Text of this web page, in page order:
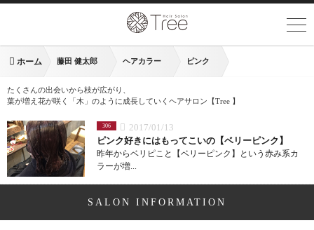
ホーム 藤田 健太郎 ヘアカラー ピンク
たくさんの出会いから枝が広がり、
葉が増え花が咲く「木」のように成長していくヘアサロン【Tree 】
306
2017/01/13
ピンク好きにはもってこいの【ベリーピンク】
昨年からベリピこと【ベリーピンク】という赤み系カ
ラーが増...
SALON INFORMATION